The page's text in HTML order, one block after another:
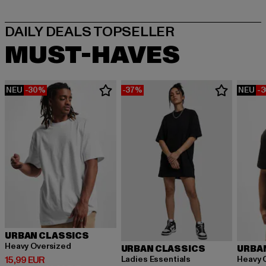
MUST-HAVES
NEU -30%
URBAN CLASSICS
Heavy Oversized
15,99 EUR
Derzeitiger Preis: 15,99 EUR
-37%
URBAN CLASSICS
Ladies Essentials
NEU -
Heavy